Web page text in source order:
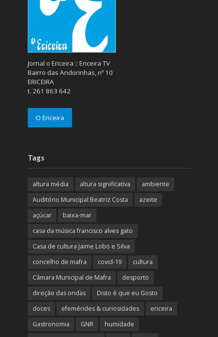
Jornal o Ericeira :: Ericeira TV
Bairro das Andorinhas, nº 10
ERICEIRA
t. 261 863 642
O Ericeira
Tags
altura média altura significativa
ambiente
Auditório Municipal Beatriz Costa
azeite
açúcar
baixa-mar
casa da música francisco alves gato
Casa de cultura Jaime Lobo e Silva
concelho de mafra
covid-19
cultura
Câmara Municipal de Mafra
desporto
direção das ondas
Disto é que eu Gosto
doces
efemérides & curiosidades
ericeira
Gastronomia
GNR
humidade